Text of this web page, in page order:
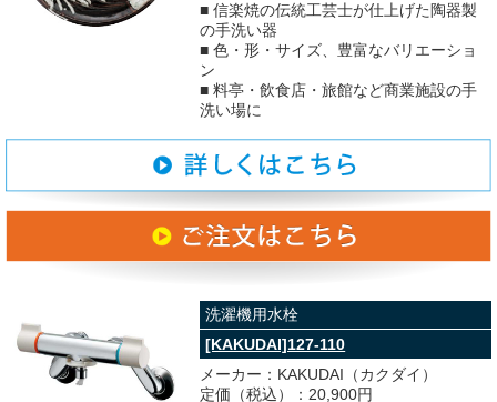
■ 信楽焼の伝統工芸士が仕上げた陶器製
の手洗い器
■ 色・形・サイズ、豊富なバリエーショ
ン
■ 料亭・飲食店・旅館など商業施設の手
洗い場に
洗濯機用水栓
[KAKUDAI]127-110
メーカー：KAKUDAI（カクダイ）
定価（税込）：20,900円